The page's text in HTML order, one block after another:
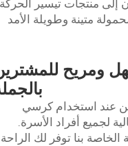
إلى منتجات تيسير الحركة
متينة وطويلة الأمد
ومريح
عند استخدام كرسي
لجميع أفراد الأسرة.
بنا توفر لك الراحة